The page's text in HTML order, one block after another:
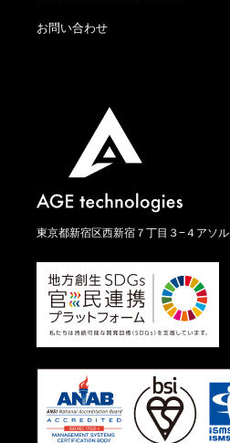
お問い合わせ
東京都新宿区西新宿７丁目３−４アソ